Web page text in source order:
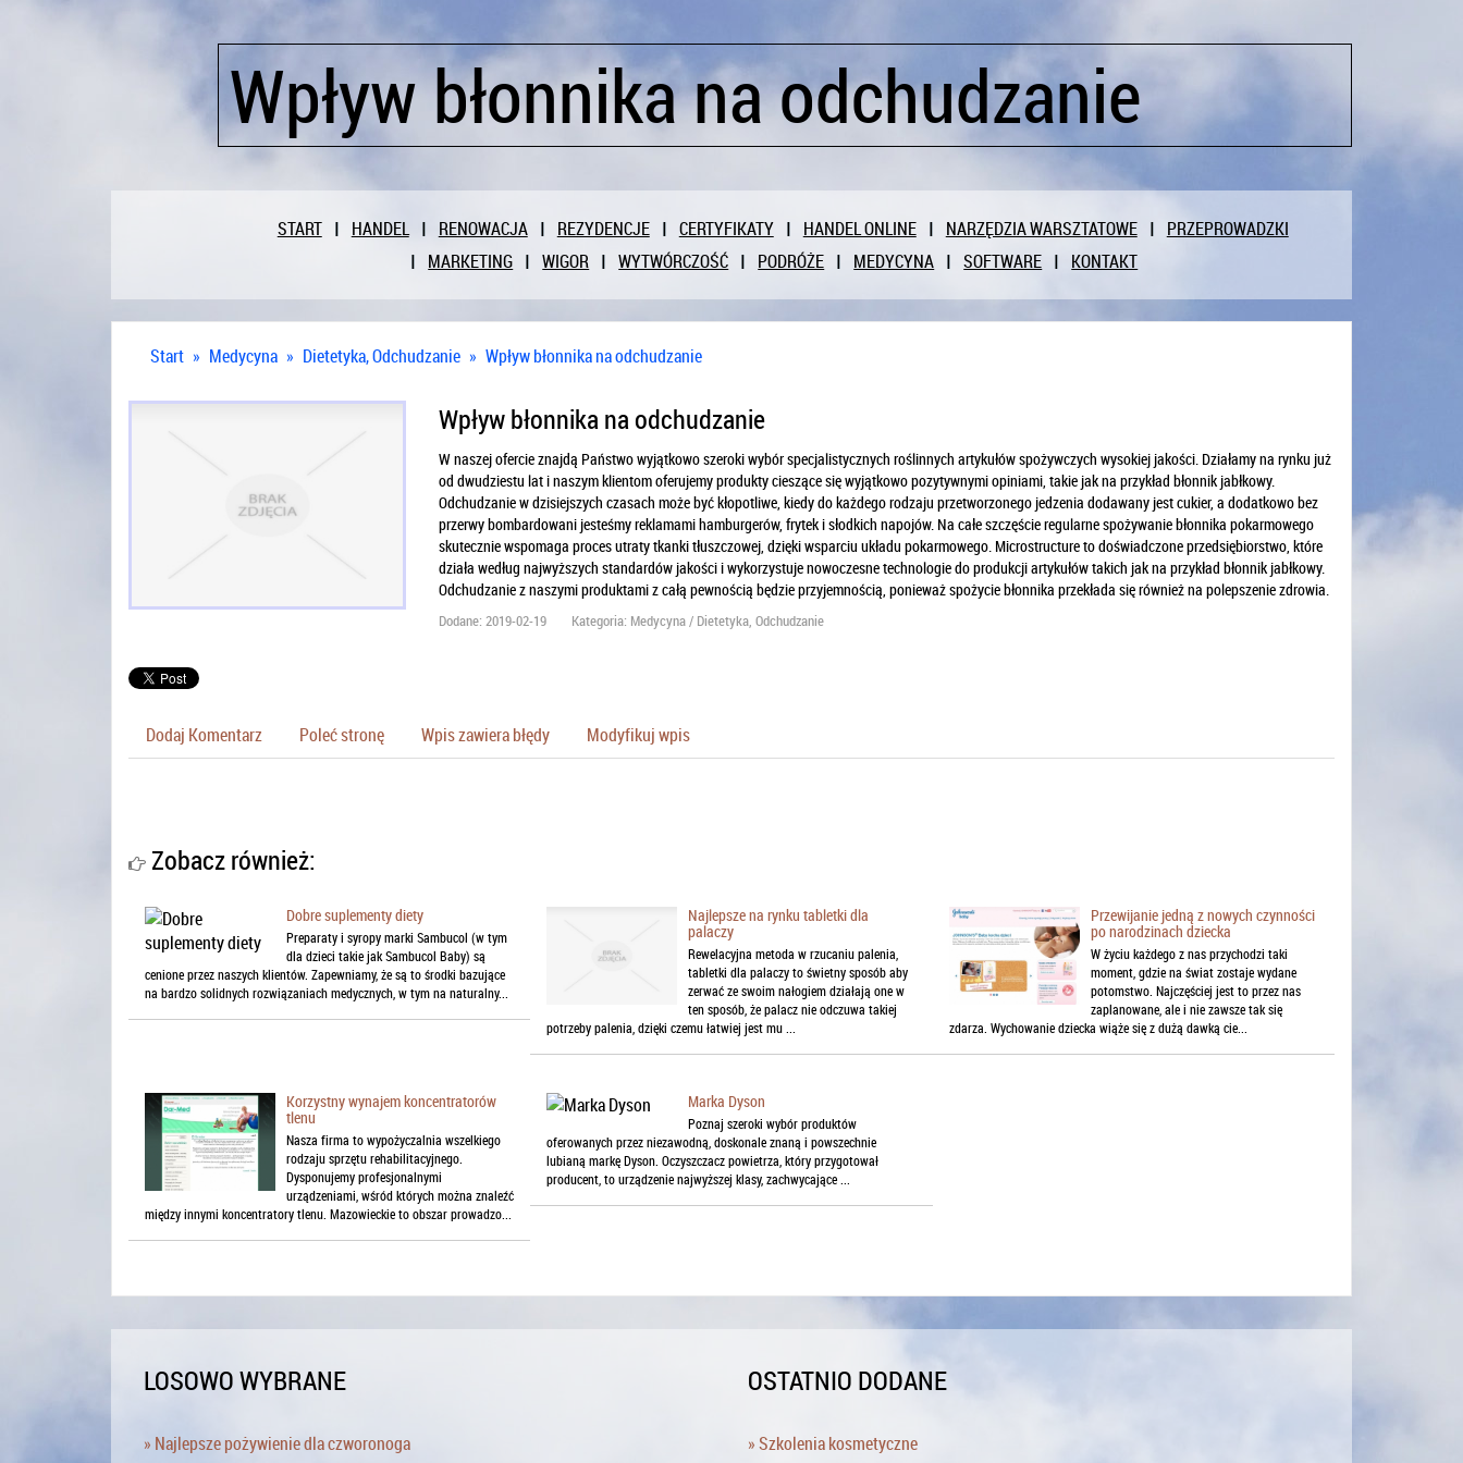
Wpływ błonnika na odchudzanie
START HANDEL RENOWACJA REZYDENCJE CERTYFIKATY HANDEL ONLINE NARZĘDZIA WARSZTATOWE
PRZEPROWADZKI
MARKETING
WIGOR WYTWÓRCZOŚĆ PODRÓŻE MEDYCYNA SOFTWARE KONTAKT
Start » Medycyna » Dietetyka, Odchudzanie » Wpływ błonnika na odchudzanie
Wpływ błonnika na odchudzanie
W naszej ofercie znajdą Państwo wyjątkowo szeroki wybór specjalistycznych roślinnych artykułów spożywczych wysokiej jakości. Działamy na rynku już
od dwudziestu lat i naszym klientom oferujemy produkty cieszące się wyjątkowo pozytywnymi opiniami, takie jak na przykład błonnik jabłkowy.
Odchudzanie w dzisiejszych czasach może być kłopotliwe, kiedy do każdego rodzaju przetworzonego jedzenia dodawany jest cukier, a dodatkowo bez
przerwy bombardowani jesteśmy reklamami hamburgerów, frytek i słodkich napojów. Na całe szczęście regularne spożywanie błonnika pokarmowego
skutecznie wspomaga proces utraty tkanki tłuszczowej, dzięki wsparciu układu pokarmowego. Microstructure to doświadczone przedsiębiorstwo, które
działa według najwyższych standardów jakości i wykorzystuje nowoczesne technologie do produkcji artykułów takich jak na przykład błonnik jabłkowy.
Odchudzanie z naszymi produktami z całą pewnością będzie przyjemnością, ponieważ spożycie błonnika przekłada się również na polepszenie zdrowia.
Dodane: 2019-02-19 Kategoria: Medycyna / Dietetyka, Odchudzanie
Dodaj Komentarz Poleć stronę Wpis zawiera błędy Modyfikuj wpis
Zobacz również:
Dobre suplementy diety
Preparaty i syropy marki Sambucol (w tym
dla dzieci takie jak Sambucol Baby) są
cenione przez naszych klientów. Zapewniamy, że są to środki bazujące
na bardzo solidnych rozwiązaniach medycznych, w tym na naturalny...
Najlepsze na rynku tabletki dla
palaczy
Rewelacyjna metoda w rzucaniu palenia,
tabletki dla palaczy to świetny sposób aby
zerwać ze swoim nałogiem działają one w
ten sposób, że palacz nie odczuwa takiej
potrzeby palenia, dzięki czemu łatwiej jest mu ...
Przewijanie jedną z nowych czynności
po narodzinach dziecka
W życiu każdego z nas przychodzi taki
moment, gdzie na świat zostaje wydane
potomstwo. Najczęściej jest to przez nas
zaplanowane, ale i nie zawsze tak się
zdarza. Wychowanie dziecka wiąże się z dużą dawką cie...
Korzystny wynajem koncentratorów
tlenu
Nasza firma to wypożyczalnia wszelkiego
rodzaju sprzętu rehabilitacyjnego.
Dysponujemy profesjonalnymi
urządzeniami, wśród których można znaleźć
między innymi koncentratory tlenu. Mazowieckie to obszar prowadzo...
Marka Dyson
Poznaj szeroki wybór produktów
oferowanych przez niezawodną, doskonale znaną i powszechnie
lubianą markę Dyson. Oczyszczacz powietrza, który przygotował
producent, to urządzenie najwyższej klasy, zachwycające ...
LOSOWO WYBRANE
» Najlepsze pożywienie dla czworonoga
OSTATNIO DODANE
» Szkolenia kosmetyczne